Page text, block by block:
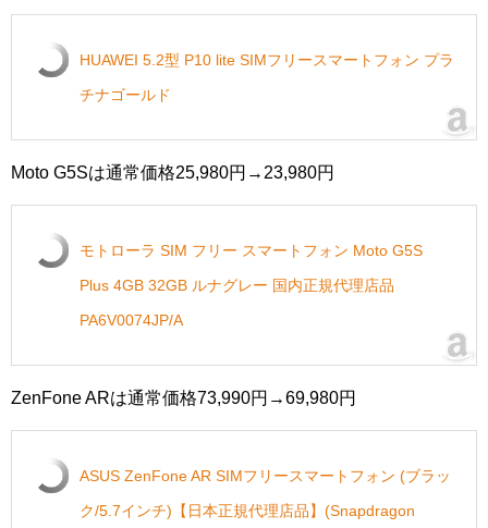
HUAWEI 5.2型 P10 lite SIMフリースマートフォン プラ
チナゴールド
Moto G5Sは通常価格25,980円→23,980円
モトローラ SIM フリー スマートフォン Moto G5S
Plus 4GB 32GB ルナグレー 国内正規代理店品
PA6V0074JP/A
ZenFone ARは通常価格73,990円→69,980円
ASUS ZenFone AR SIMフリースマートフォン (ブラッ
ク/5.7インチ)【日本正規代理店品】(Snapdragon